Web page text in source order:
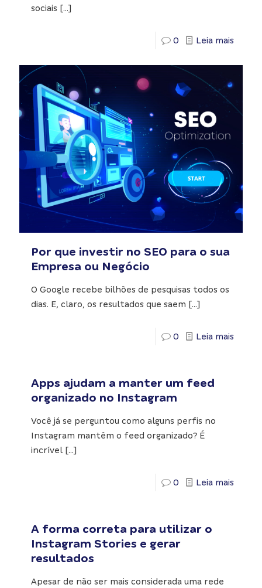
sociais […]
0 Leia mais
Por que investir no SEO para o sua
Empresa ou Negócio
O Google recebe bilhões de pesquisas todos os
dias. E, claro, os resultados que saem […]
0 Leia mais
Apps ajudam a manter um feed
organizado no Instagram
Você já se perguntou como alguns perfis no
Instagram mantêm o feed organizado? É
incrível[…]
0 Leia mais
A forma correta para utilizar o
Instagram Stories e gerar
resultados
Apesar de não ser mais considerada uma rede